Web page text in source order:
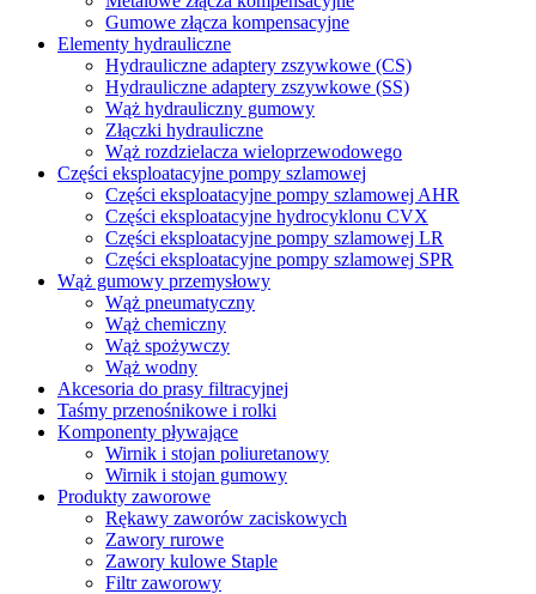
Gumowe złącza kompensacyjne
Elementy hydrauliczne
Hydrauliczne adaptery zszywkowe (CS)
Hydrauliczne adaptery zszywkowe (SS)
Wąż hydrauliczny gumowy
Złączki hydrauliczne
Wąż rozdzielacza wieloprzewodowego
Części eksploatacyjne pompy szlamowej
Części eksploatacyjne pompy szlamowej AHR
Części eksploatacyjne hydrocyklonu CVX
Części eksploatacyjne pompy szlamowej LR
Części eksploatacyjne pompy szlamowej SPR
Wąż gumowy przemysłowy
Wąż pneumatyczny
Wąż chemiczny
Wąż spożywczy
Wąż wodny
Akcesoria do prasy filtracyjnej
Taśmy przenośnikowe i rolki
Komponenty pływające
Wirnik i stojan poliuretanowy
Wirnik i stojan gumowy
Produkty zaworowe
Rękawy zaworów zaciskowych
Zawory rurowe
Zawory kulowe Staple
Filtr zaworowy